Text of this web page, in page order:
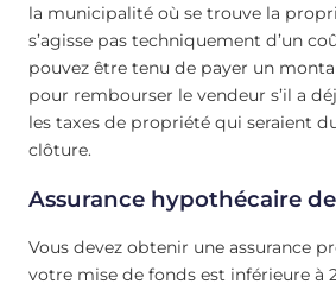
la municipalité où se trouve la
s’agisse pas techniquement d’un
pouvez être tenu de payer un
pour rembourser le vendeur s’il a
les taxes de propriété qui seraient
clôture.
Assurance hypothécaire de
Vous devez obtenir une assurance
votre mise de fonds est inférieure à